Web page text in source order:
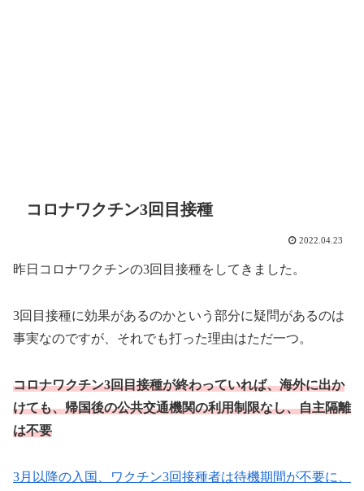
コロナワクチン3回目接種
2022.04.23
昨日コロナワクチンの3回目接種をしてきました。
3回目接種に効果があるのかという部分に疑問があるのは
事実なのですが、それでも打った理由はただ一つ。
コロナワクチン3回目接種が終わっていれば、海外に出か
けても、帰国後の公共交通機関の利用制限なし、自主隔離
は不要
3月以降の入国、ワクチン3回接種者は待機期間が不要に、